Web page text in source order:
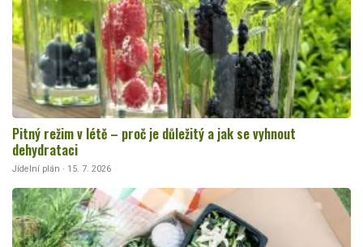
Pitný režim v létě – proč je důležitý a jak se vyhnout
dehydrataci
Jídelní plán · 15. 7. 2026